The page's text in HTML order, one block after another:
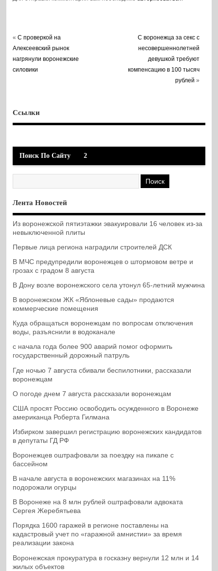
«С проверкой на
Алексеевский рынок
нагрянули воронежские
силовики
С воронежца за секс с
несовершеннолетней
девушкой требуют
компенсацию в 100 тысяч
рублей »
Ссылки
Поиск По Сайту 2
Лента Новостей
Из воронежской пятиэтажки эвакуировали 16 человек из-за
невыключенной плиты
Первые лица региона наградили строителей ДСК
В МЧС предупредили воронежцев о штормовом ветре и
грозах с градом 8 августа
В Дону возле воронежского села утонул 65-летний мужчина
В воронежском ЖК «Яблоневые сады» продаются
коммерческие помещения
Куда обращаться воронежцам по вопросам отключения
воды, разъяснили в водоканале
с начала года более 900 аварий помог оформить
государственный дорожный патруль
Где ночью 7 августа сбивали беспилотники, рассказали
воронежцам
О погоде днем 7 августа рассказали воронежцам
США просят Россию освободить осужденного в Воронеже
американца Роберта Гилмана
Избирком завершил регистрацию воронежских кандидатов
в депутаты ГД РФ
Воронежцев оштрафовали за поездку на пикапе с
бассейном
В начале августа в воронежских магазинах на 11%
подорожали огурцы
В Воронеже на 8 млн рублей оштрафовали адвоката
Сергея Жеребятьева
Порядка 1600 гаражей в регионе поставлены на
кадастровый учет по «гаражной амнистии» за время
реализации закона
Воронежская прокуратура в госказну вернули 12 млн и 14
жилых объектов